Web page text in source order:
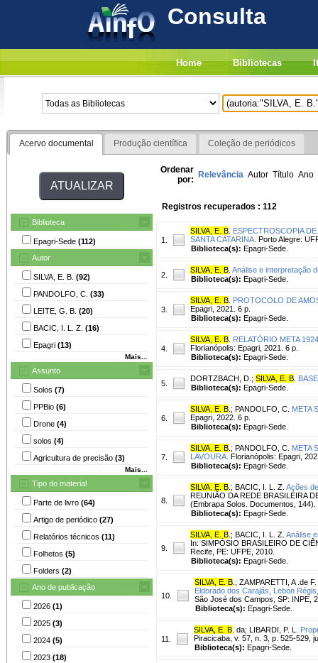
Consulta
Home Bibliotecas
Acervo documental Produção científica Coleção de periódicos
Biblioteca
Epagri-Sede (112)
Autor
SILVA, E. B. (92)
PANDOLFO, C. (33)
LEITE, G. B. (20)
BACIC, I. L. Z. (16)
Epagri (13)
Mais...
Assunto
Solos (7)
PPBio (6)
Drone (4)
solos (4)
Agricultura de precisão (3)
Mais...
Tipo do material
Parte de livro (64)
Artigo de periódico (27)
Relatórios técnicos (11)
Folhetos (5)
Folders (2)
Ano de publicação
2026 (1)
2025 (3)
2024 (5)
2023 (18)
Ordenar
por: Relevância Autor Título Ano
Registros recuperados : 112
1.
SILVA, E. B ESPECTROSCOPIA
SANTA CATARINA. Porto Alegre:
Biblioteca(s): Epagri-Sede.
2.
SILVA, E. B Análise e interpretação
Biblioteca(s): Epagri-Sede.
3.
SILVA, E. B PROTOCOLO DE
Epagri, 2021. 6 p.
Biblioteca(s): Epagri-Sede.
4.
SILVA, E. B RELATÓRIO META
Florianópolis: Epagri, 2021. 6 p.
Biblioteca(s): Epagri-Sede.
5.
DORTZBACH, D. ; SILVA, E. B
Biblioteca(s): Epagri-Sede.
6.
SILVA, E. B ; PANDOLFO, C. META
Epagri, 2022. 6 p.
Biblioteca(s): Epagri-Sede.
7.
SILVA, E. B ; PANDOLFO, C. META
LAVOURA. Florianópolis: Epagri,
Biblioteca(s): Epagri-Sede.
8.
SILVA, E. B ; BACIC, I. L. Z. Ações
REUNIÃO DA REDE BRASILEIRA
(Embrapa Solos. Documentos, 144).
Biblioteca(s): Epagri-Sede.
9.
SILVA, E. B ; BACIC, I. L. Z. Análise
In: SIMPÓSIO BRASILEIRO DE
Recife, PE: UFPE, 2010.
Biblioteca(s): Epagri-Sede.
10.
SILVA, E. B ; ZAMPARETTI, A .de F.
Eldorado dos Carajás, Lebon
São José dos Campos, SP: INPE,
Biblioteca(s): Epagri-Sede.
11.
SILVA, E. B . da; LIBARDI, P. L.
Piracicaba, v. 57, n. 3, p. 525-529,
Biblioteca(s): Epagri-Sede.